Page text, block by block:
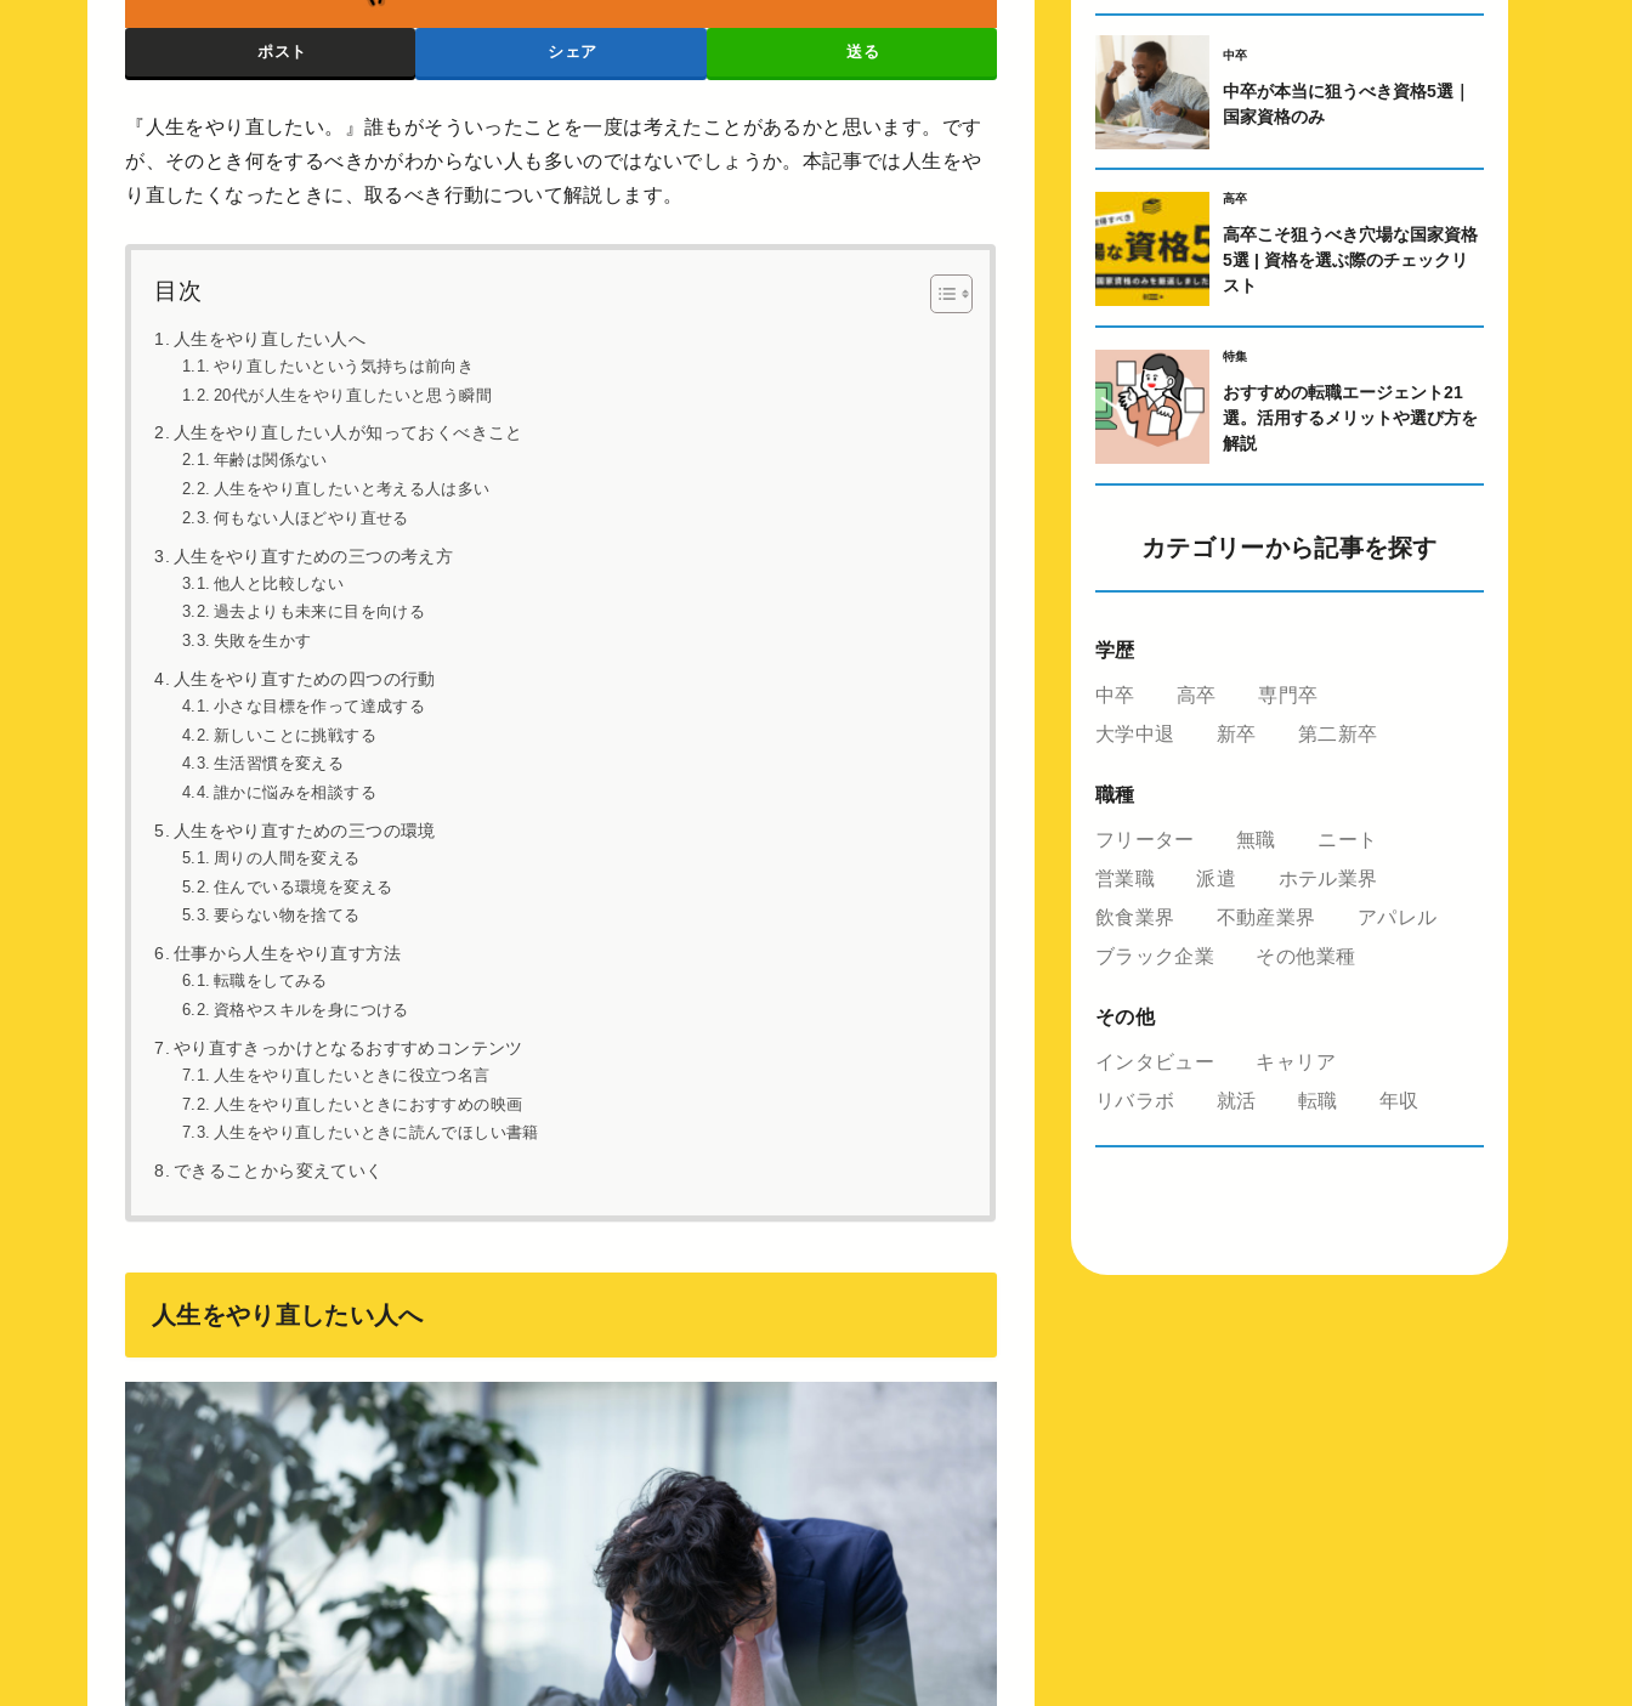
ポスト シェア 送る
『人生をやり直したい。』誰もがそういったことを一度は考えたことがあるかと思います。です
が、そのとき何をするべきかがわからない人も多いのではないでしょうか。本記事では人生をや
り直したくなったときに、取るべき行動について解説します。
目次
人生をやり直したい人へ
やり直したいという気持ちは前向き
20代が人生をやり直したいと思う瞬間
人生をやり直したい人が知っておくべきこと
年齢は関係ない
人生をやり直したいと考える人は多い
何もない人ほどやり直せる
人生をやり直すための三つの考え方
他人と比較しない
過去よりも未来に目を向ける
失敗を生かす
人生をやり直すための四つの行動
小さな目標を作って達成する
新しいことに挑戦する
生活習慣を変える
誰かに悩みを相談する
人生をやり直すための三つの環境
周りの人間を変える
住んでいる環境を変える
要らない物を捨てる
仕事から人生をやり直す方法
転職をしてみる
資格やスキルを身につける
やり直すきっかけとなるおすすめコンテンツ
人生をやり直したいときに役立つ名言
人生をやり直したいときにおすすめの映画
人生をやり直したいときに読んでほしい書籍
できることから変えていく
人生をやり直したい人へ
カテゴリーから記事を探す
学歴
中卒 高卒
専門卒
大学中退
新卒 第二新卒
職種
フリーター 無職
ニート
営業職
派遣
ホテル業界
飲食業界
不動産業界
アパレル
ブラック企業
その他業種
その他
インタビュー
キャリア
リバラボ
就活 転職 年収